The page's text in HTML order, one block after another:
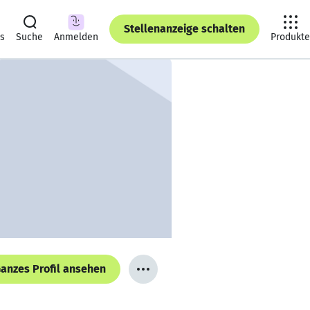
Suche Anmelden
Stellenanzeige schalten
Produkte
Profil ansehen